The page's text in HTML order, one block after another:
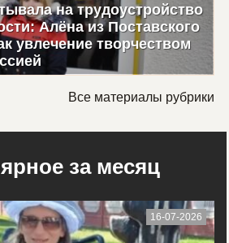
на трудоустройство
Алёна из Поставского
увлечение творчеством
Все материалы рубрики
за месяц
16-07-2026